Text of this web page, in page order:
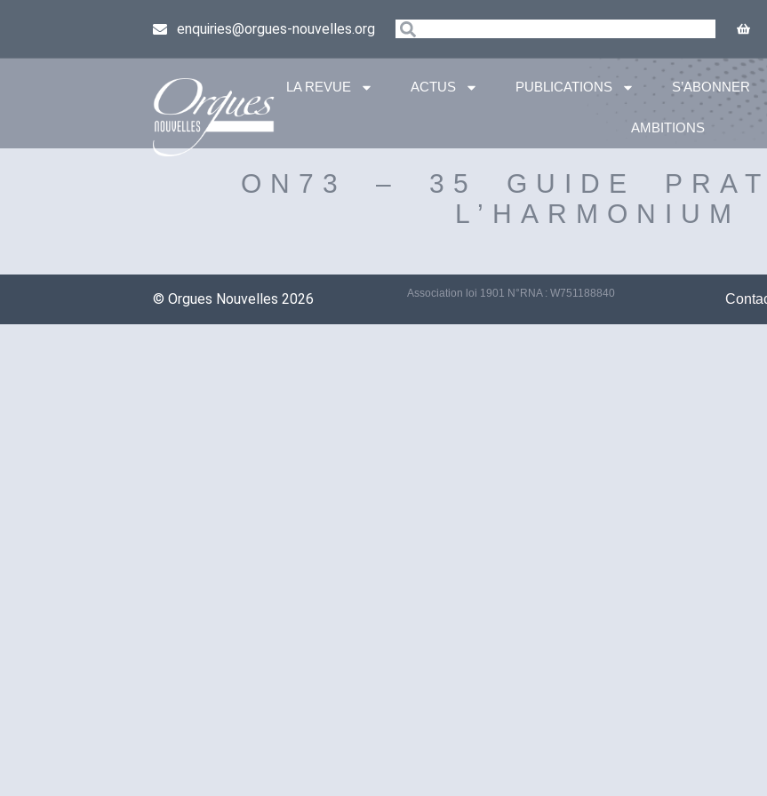
enquiries@orgues-nouvelles.org
LA REVUE ACTUS PUBLICATIONS S’ABONNER
AMBITIONS
ON73 – 35 GUIDE
L’HARMONIUM
©️ Orgues Nouvelles 2026 Association loi 1901 N°RNA : W751188840